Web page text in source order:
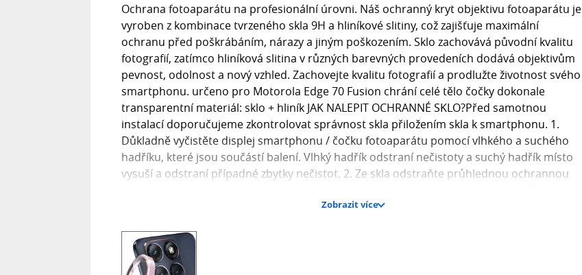
Ochrana fotoaparátu na profesionální úrovni. Náš ochranný kryt objektivu fotoaparátu je
vyroben z kombinace tvrzeného skla 9H a hliníkové slitiny, což zajišťuje maximální
ochranu před poškrábáním, nárazy a jiným poškozením. Sklo zachovává původní kvalitu
fotografií, zatímco hliníková slitina v různých barevných provedeních dodává objektivům
pevnost, odolnost a nový vzhled. Zachovejte kvalitu fotografií a prodlužte životnost svého
smartphonu. určeno pro Motorola Edge 70 Fusion chrání celé tělo čočky dokonale
transparentní materiál: sklo + hliník JAK NALEPIT OCHRANNÉ SKLO?Před samotnou
instalací doporučujeme zkontrolovat správnost skla přiložením skla k smartphonu. 1.
Důkladně vyčistěte displej smartphonu / čočku fotoaparátu pomocí vlhkého a suchého
hadříku, které jsou součástí balení. Vlhký hadřík odstraní nečistoty a suchý hadřík místo
vysuší a odstraní případné zbytky nečistot. 2. Ze skla odstraňte průhlednou ochrannou
sklo přiložte, přejeďte prstem středem displeje a nechte sklo přilnout k smartphonu. 4. V
smartphonu.
Zobrazit více